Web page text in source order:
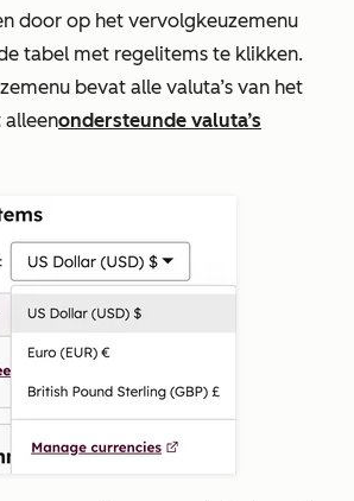
door op het vervolgkeuzemenu
tabel met regelitems te klikken.
bevat alle valuta’s van het
alleenondersteunde valuta’s